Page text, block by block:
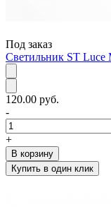
Под заказ
Светильник ST Luce
120.00 руб.
-
+
В корзину
Купить в один клик